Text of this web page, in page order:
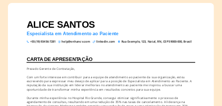
ALICE SANTOS
Especialista em Atendimento ao Paciente
+55 (19) 93456-7281 help@enhancv.com linkedin.com Rua Exemplo, 123, Natal, RN, CEP 59000-000, Brasil
CARTA DE APRESENTAÇÃO
Prezado Gerente de Contratação,
Com um forte interesse em contribuir para a equipe de atendimento ao paciente da sua organização, estou
escrevendo para expressar meu desejo de aplicar para a posição de Especialista em Atendimento ao Paciente. A
reputação da sua instituição em liderar melhorias no atendimento ao paciente me inspirou a buscar uma
oportunidade de transformar minha experiência em resultados concretos para sua equipe.
Durante minha experiência no Hospital Rio Grande, consegui otimizar significativamente o processo de
agendamento de consultas, resultando em uma redução de 35% nas taxas de cancelamento. A liderança na
o prepararam para contribuir efetivamente em um
ambiente profissional de saúde.